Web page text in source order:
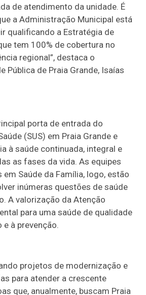
de atendimento da unidade. É
a Administração Municipal está
qualificando a Estratégia de
tem 100% de cobertura no
regional”, destaca o
Pública de Praia Grande, Isaías
porta de entrada do
(SUS) em Praia Grande e
à saúde continuada, integral e
as fases da vida. As equipes
Saúde da Família, logo, estão
inúmeras questões de saúde
A valorização da Atenção
para uma saúde de qualidade
à prevenção.
projetos de modernização e
para atender a crescente
que, anualmente, buscam Praia